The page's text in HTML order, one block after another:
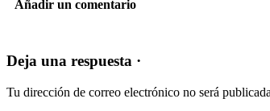
Añadir un comentario
Deja una respuesta ·
Tu dirección de correo electrónico no será